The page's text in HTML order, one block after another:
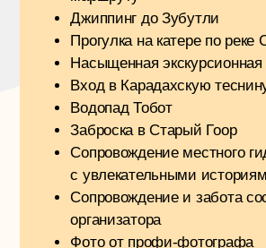
+7 (928) 155-59-93
НАВИГАЦИЯ
ПУТЕШЕСТВИЯ
АКТИВНОСТИ
МЕРЧ
О НАС
ОТЗЫВЫ